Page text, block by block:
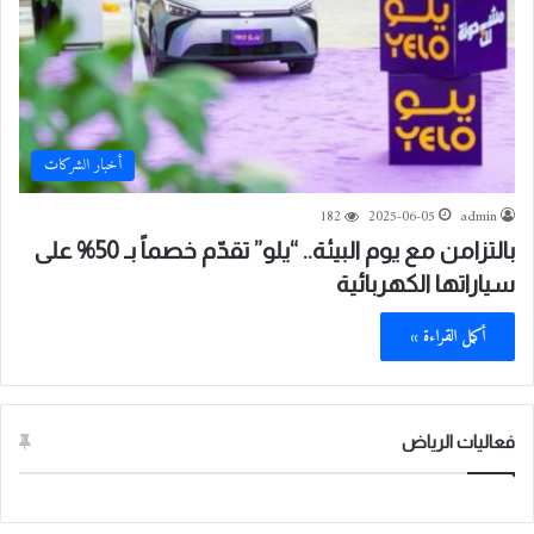
أخبار الشركات
admin
2025-06-05
182
بالتزامن مع يوم البيئة.. “يلو” تقدّم خصماً بـ 50% على
سياراتها الكهربائية
أكمل القراءة »
فعاليات الرياض